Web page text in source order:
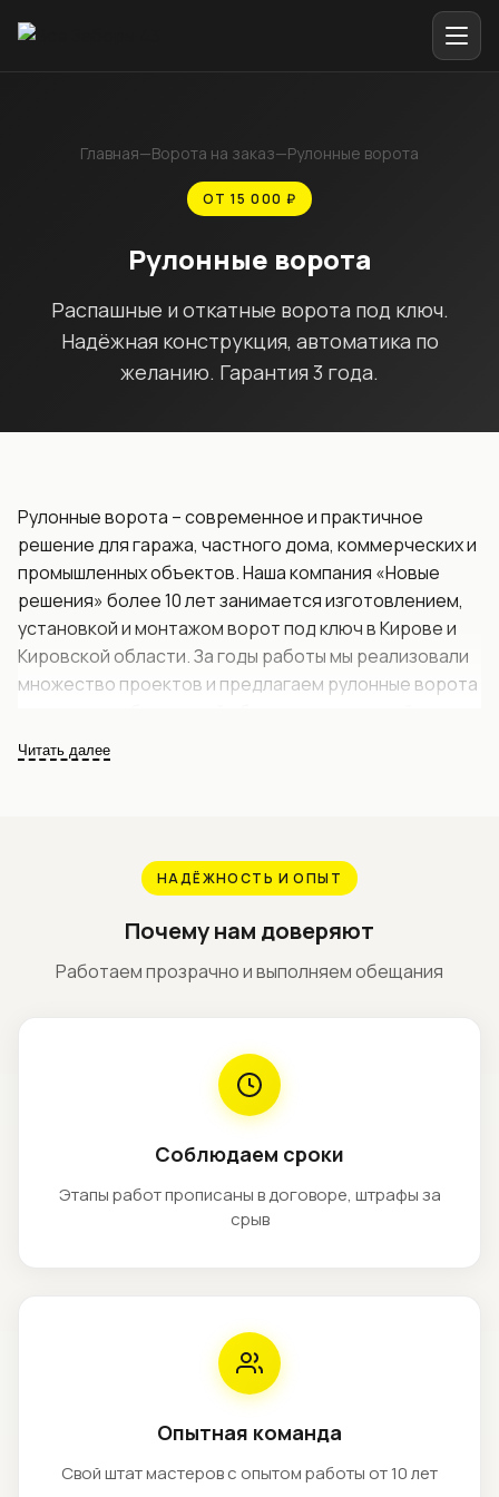
Главная—Ворота на заказ—Рулонные ворота
ОТ 15 000 ₽
Рулонные ворота
Распашные и откатные ворота под ключ.
Надёжная конструкция, автоматика по
желанию. Гарантия 3 года.
Рулонные ворота – современное и практичное
решение для гаража, частного дома, коммерческих и
промышленных объектов. Наша компания «Новые
решения» более 10 лет занимается изготовлением,
установкой и монтажом ворот под ключ в Кирове и
Кировской области. За годы работы мы реализовали
множество проектов и предлагаем рулонные ворота
заказчика.
полотно при открывании сворачивается в защитный
короб. Благодаря этому рулонные ворота подходят
для гаражей, въездных групп и помещений с
ограниченным пространством. Рулонные ворота
легко устанавливаются как внутри, так и снаружи
Для изготовления используются качественные
материалы: алюминий, стальные элементы,
усиленный профиль и надежные комплектующие.
вариантах исполнения. Доступны стандартная
цветовая палитра и оттенки по каталогу RAL: белый,
коричневый, серый и другие цвета. По желанию
комплектоваться автоматическим управлением.
Надежная автоматика включает электропривод,
привод с пультом дистанционного управления и
дополнительные устройства безопасности. В
автоматическом режиме ворота открываются
быстро и плавно, обеспечивая комфорт при
Читать далее
НАДЁЖНОСТЬ И ОПЫТ
Почему нам доверяют
Работаем прозрачно и выполняем обещания
Соблюдаем сроки
Этапы работ прописаны в договоре, штрафы за
срыв
Опытная команда
Свой штат мастеров с опытом работы от 10 лет